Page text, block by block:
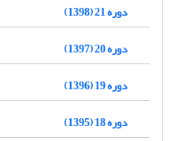
دوره 21 (1398)
دوره 20 (1397)
دوره 19 (1396)
دوره 18 (1395)